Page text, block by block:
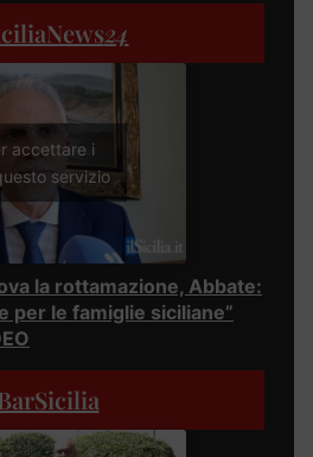
24
accettare i
servizio
la rottamazione, Abbate:
per le famiglie siciliane”